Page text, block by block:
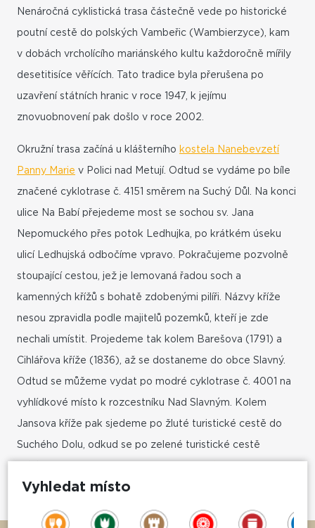
Nenáročná cyklistická trasa částečně vede po historické
poutní cestě do polských Vambeřic (Wambierzyce), kam
v dobách vrcholícího mariánského kultu každoročně mířily
desetitisíce věřících. Tato tradice byla přerušena po
uzavření státních hranic v roce 1947, k jejímu
znovuobnovení pak došlo v roce 2002.
Okružní trasa začíná u klášterního kostela Nanebevzetí
Panny Marie v Polici nad Metují. Odtud se vydáme po bíle
značené cyklotrase č. 4151 směrem na Suchý Důl. Na konci
ulice Na Babí přejedeme most se sochou sv. Jana
Nepomuckého přes potok Ledhujka, po krátkém úseku
ulicí Ledhujská odbočíme vpravo. Pokračujeme pozvolně
stoupající cestou, jež je lemovaná řadou soch a
kamenných křížů s bohatě zdobenými pilíři. Názvy kříže
nesou zpravidla podle majitelů pozemků, kteří je zde
nechali umístit. Projedeme tak kolem Barešova (1791) a
Cihlářova kříže (1836), až se dostaneme do obce Slavný.
Odtud se můžeme vydat po modré cyklotrase č. 4001 na
vyhlídkové místo k rozcestníku Nad Slavným. Kolem
Jansova kříže pak sjedeme po žluté turistické cestě do
Suchého Dolu, odkud se po zelené turistické cestě
nad Metují.
Vyhledat místo